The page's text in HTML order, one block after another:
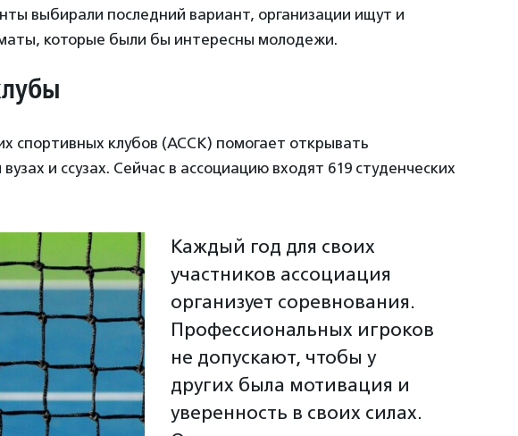
выбирали последний вариант, организации ищут и
которые были бы интересны молодежи.
спортивных клубов (АССК) помогает открывать
и ссузах. Сейчас в ассоциацию входят 619 студенческих
Каждый год для своих
участников ассоциация
организует соревнования.
Профессиональных игроков
не допускают, чтобы у
других была мотивация и
уверенность в своих силах.